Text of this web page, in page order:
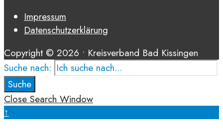
Impressum
Datenschutz­erklärung
Copyright © 2026 • Kreisverband Bad Kissingen
Suche nach:
Suche
Close Search Window
↑